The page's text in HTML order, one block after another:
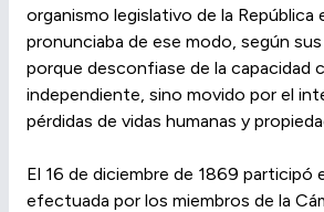
organismo legislativo de la República
pronunciaba de ese modo, según sus
porque desconfiase de la capacidad
independiente, sino movido por el
pérdidas de vidas humanas y
El 16 de diciembre de 1869 participó
efectuada por los miembros de la